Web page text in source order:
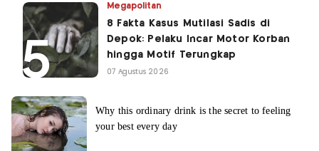
Megapolitan
8 Fakta Kasus Mutilasi Sadis di
Depok: Pelaku Incar Motor Korban
hingga Motif Terungkap
07 Agustus 2026